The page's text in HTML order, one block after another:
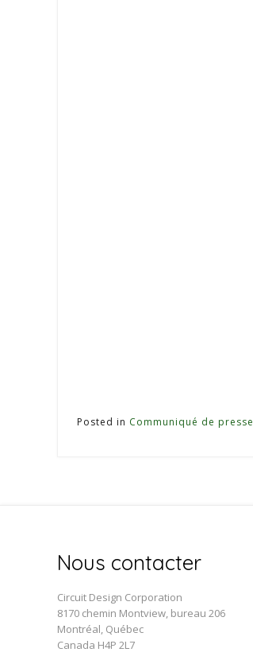
Posted in Communiqué de presse
Nous contacter
Circuit Design Corporation
8170 chemin Montview, bureau 206
Montréal, Québec
Canada H4P 2L7